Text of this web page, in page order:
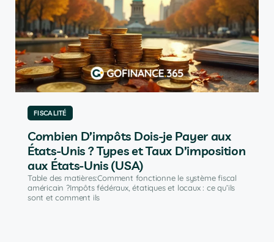
FISCALITÉ
Combien D’impôts Dois-je Payer aux
États-Unis ? Types et Taux D’imposition
aux États-Unis (USA)
Table des matières:Comment fonctionne le système fiscal
américain ?Impôts fédéraux, étatiques et locaux : ce qu’ils
sont et comment ils